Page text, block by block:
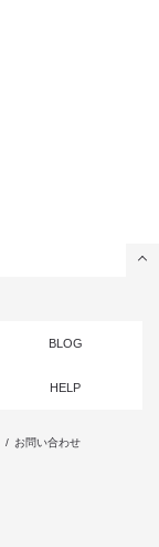
BLOG
HELP
/ お問い合わせ